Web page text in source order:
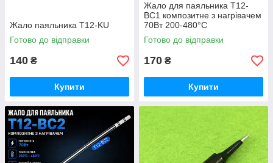
Жало паяльника T12-KU
Готово до відправки
140 ₴
Купити
Жало для паяльника T12-
BC1 композитне з нагрівачем
70Вт 200-480°C
Готово до відправки
170 ₴
Купити